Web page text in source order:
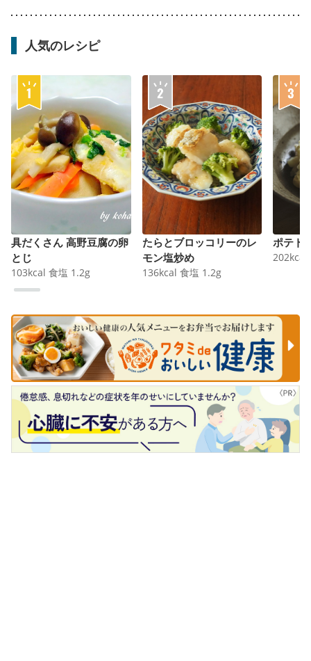
人気のレシピ
具だくさん 高野豆腐の卵
とじ
103kcal 食塩 1.2g
たらとブロッコリーのレ
モン塩炒め
136kcal 食塩 1.2g
ポテト
202kcal